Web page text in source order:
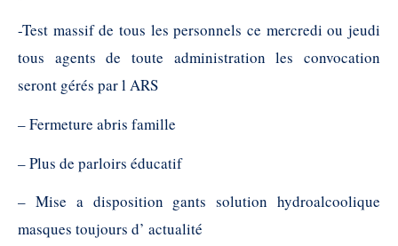
-Test massif de tous les personnels ce mercredi ou jeudi
tous agents de toute administration les convocation
seront gérés par l ARS
– Fermeture abris famille
– Plus de parloirs éducatif
– Mise a disposition gants solution hydroalcoolique
masques toujours d’ actualité